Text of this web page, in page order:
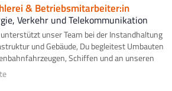
& Betriebsmitarbeiter:in
Verkehr und Telekommunikation
unser Team bei der Instandhaltung
und Gebäude, Du begleitest Umbauten
Schiffen und an unseren